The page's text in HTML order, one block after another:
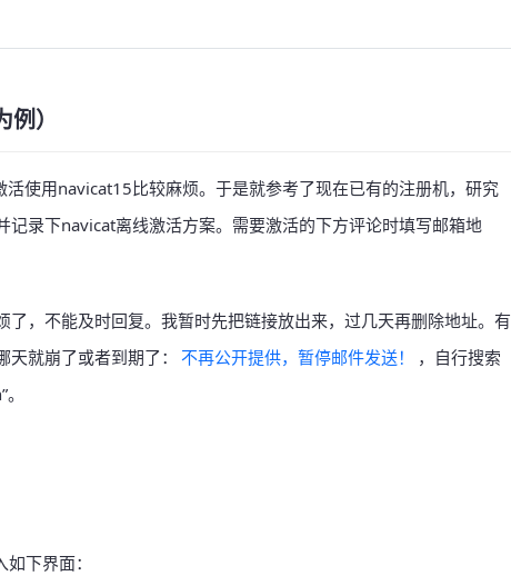
）
使用navicat15比较麻烦。于是就参考了现在已有的注册机，研究
录下navicat离线激活方案。需要激活的下方评论时填写邮箱地
，不能及时回复。我暂时先把链接放出来，过几天再删除地址。有
就崩了或者到期了：
不再公开提供，暂停邮件发送！
，自行搜索
下界面：